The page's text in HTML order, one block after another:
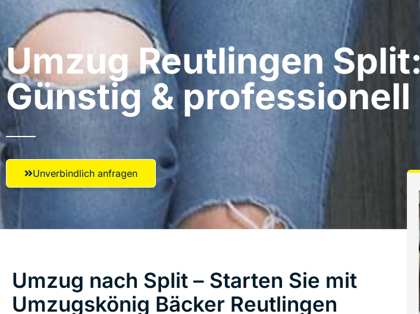
Umzug Reutlingen​ Split:
Günstig & professionell​
Unverbindlich anfragen
Umzug nach Split – Starten Sie mit
Umzugskönig Bäcker Reutlingen